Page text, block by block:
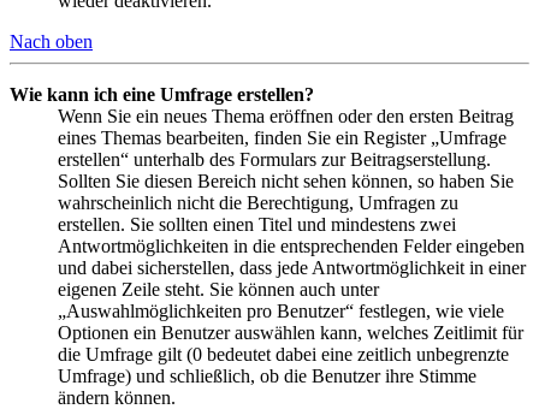
Nach oben
Wie kann ich eine Umfrage erstellen?
Wenn Sie ein neues Thema eröffnen oder den ersten Beitrag
eines Themas bearbeiten, finden Sie ein Register „Umfrage
erstellen“ unterhalb des Formulars zur Beitragserstellung.
Sollten Sie diesen Bereich nicht sehen können, so haben Sie
wahrscheinlich nicht die Berechtigung, Umfragen zu
erstellen. Sie sollten einen Titel und mindestens zwei
Antwortmöglichkeiten in die entsprechenden Felder eingeben
und dabei sicherstellen, dass jede Antwortmöglichkeit in einer
eigenen Zeile steht. Sie können auch unter
„Auswahlmöglichkeiten pro Benutzer“ festlegen, wie viele
Optionen ein Benutzer auswählen kann, welches Zeitlimit für
die Umfrage gilt (0 bedeutet dabei eine zeitlich unbegrenzte
Umfrage) und schließlich, ob die Benutzer ihre Stimme
ändern können.